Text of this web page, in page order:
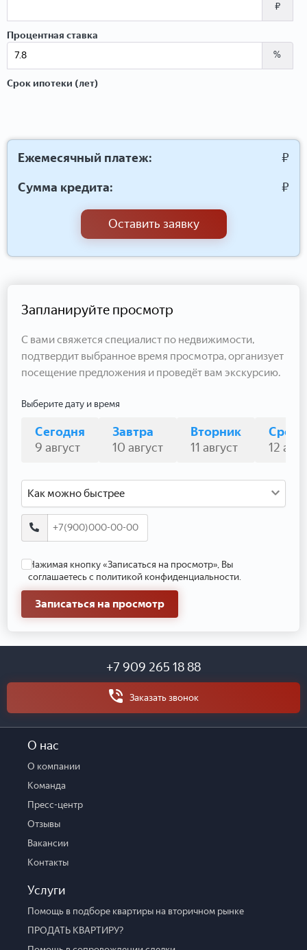
₽
Процентная ставка
%
Срок ипотеки (лет)
Ежемесячный платеж:
₽
Сумма кредита:
₽
Оставить заявку
Запланируйте просмотр
С вами свяжется специалист по недвижимости,
подтвердит выбранное время просмотра, организует
посещение предложения и проведёт вам экскурсию.
Выберите дату и время
Сегодня
9 август
Завтра
10 август
Вторник
11 август
Среда
12
Как можно быстрее
Нажимая кнопку «Записаться на просмотр», Вы
соглашаетесь с политикой конфиденциальности.
Записаться на просмотр
+7 909 265 18 88
Заказать звонок
О нас
О компании
Команда
Пресс-центр
Отзывы
Вакансии
Контакты
Услуги
Помощь в подборе квартиры на вторичном рынке
ПРОДАТЬ КВАРТИРУ?